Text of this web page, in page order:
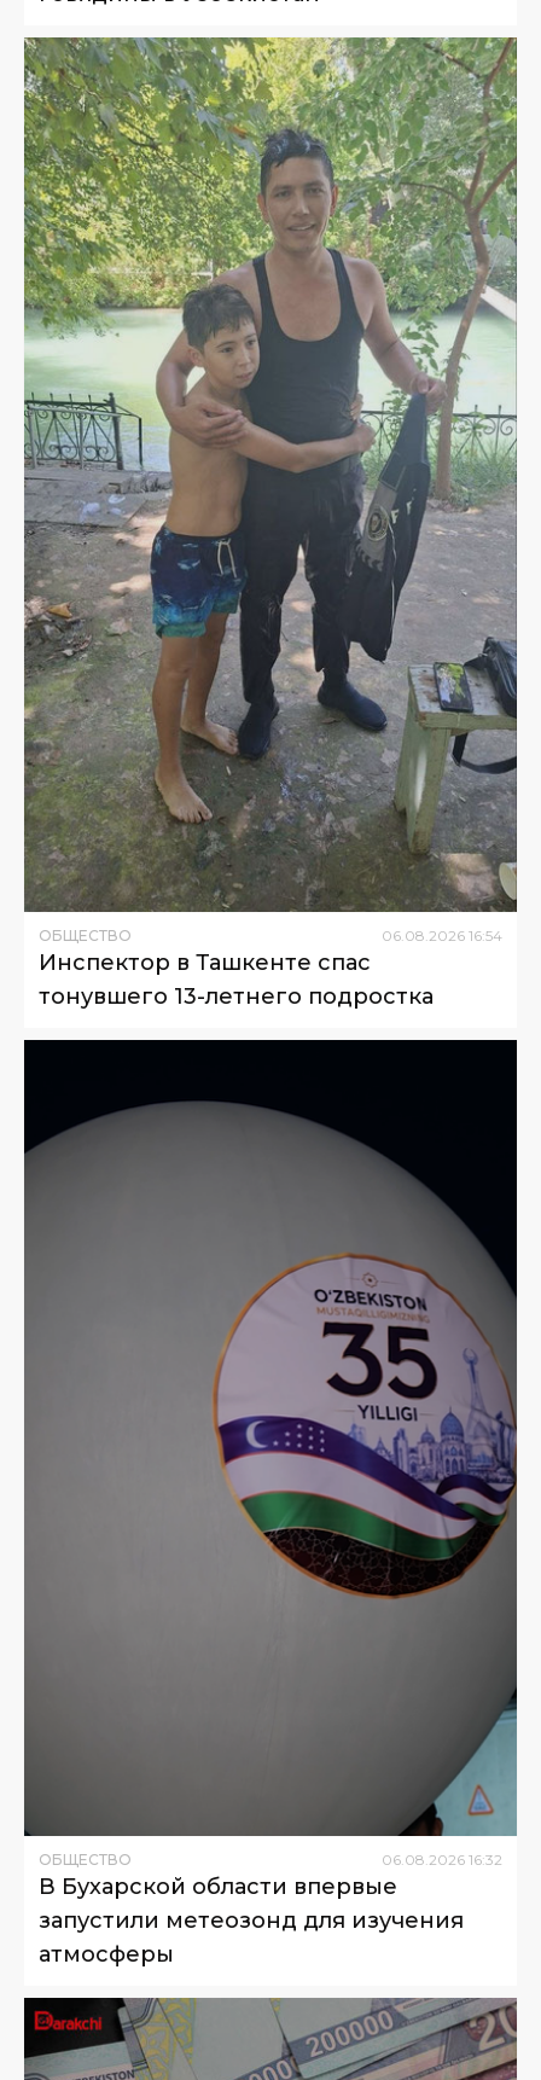
ОБЩЕСТВО 06.08.2026 16:54
Инспектор в Ташкенте спас
тонувшего 13-летнего подростка
ОБЩЕСТВО 06.08.2026 16:32
В Бухарской области впервые
запустили метеозонд для изучения
атмосферы